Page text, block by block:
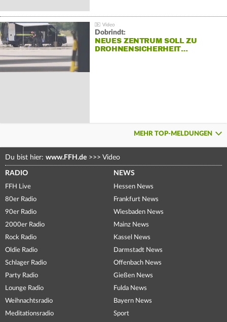
Dobrindt:
NEUES ZENTRUM SOLL ZU
DROHNENSICHERHEIT…
MEHR TOP-MELDUNGEN
Du bist hier: www.FFH.de >>> Video
RADIO
FFH Live
80er Radio
90er Radio
2000er Radio
Rock Radio
Oldie Radio
Schlager Radio
Party Radio
Lounge Radio
Weihnachtsradio
Meditationsradio
NEWS
Hessen News
Frankfurt News
Wiesbaden News
Mainz News
Kassel News
Darmstadt News
Offenbach News
Gießen News
Fulda News
Bayern News
Sport